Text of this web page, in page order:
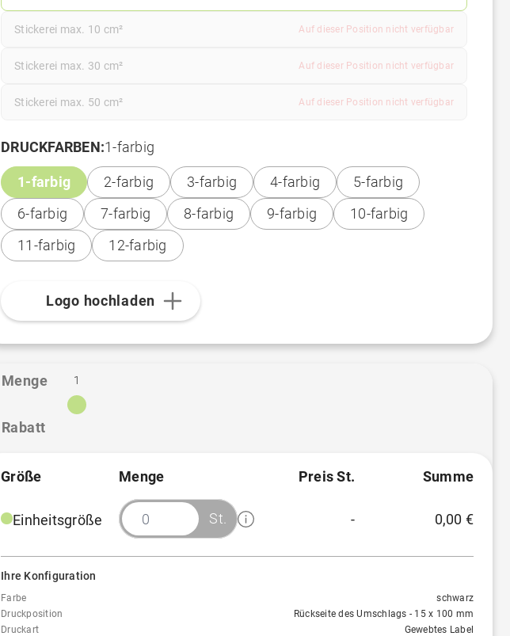
Stickerei max. 10 cm² Auf dieser Position nicht verfügbar
Stickerei max. 30 cm² Auf dieser Position nicht verfügbar
Stickerei max. 50 cm² Auf dieser Position nicht verfügbar
DRUCKFARBEN:1-farbig
1-farbig 2-farbig 3-farbig 4-farbig
5-farbig
6-farbig
7-farbig 8-farbig 9-farbig
10-farbig
11-farbig
12-farbig
Logo hochladen
Menge
Rabatt
1
Größe Menge Preis St. Summe
Einheitsgröße St. - 0,00 €
Ihre Konfiguration
Farbe
schwarz
Druckposition
Rückseite des Umschlags - 15 x 100 mm
Druckart
Gewebtes Label